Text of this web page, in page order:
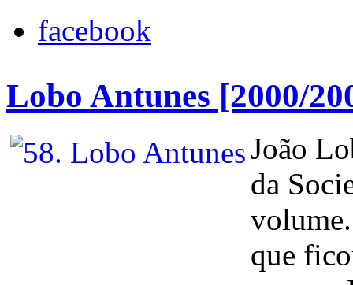
facebook
Lobo Antunes [2000/
João
da
que